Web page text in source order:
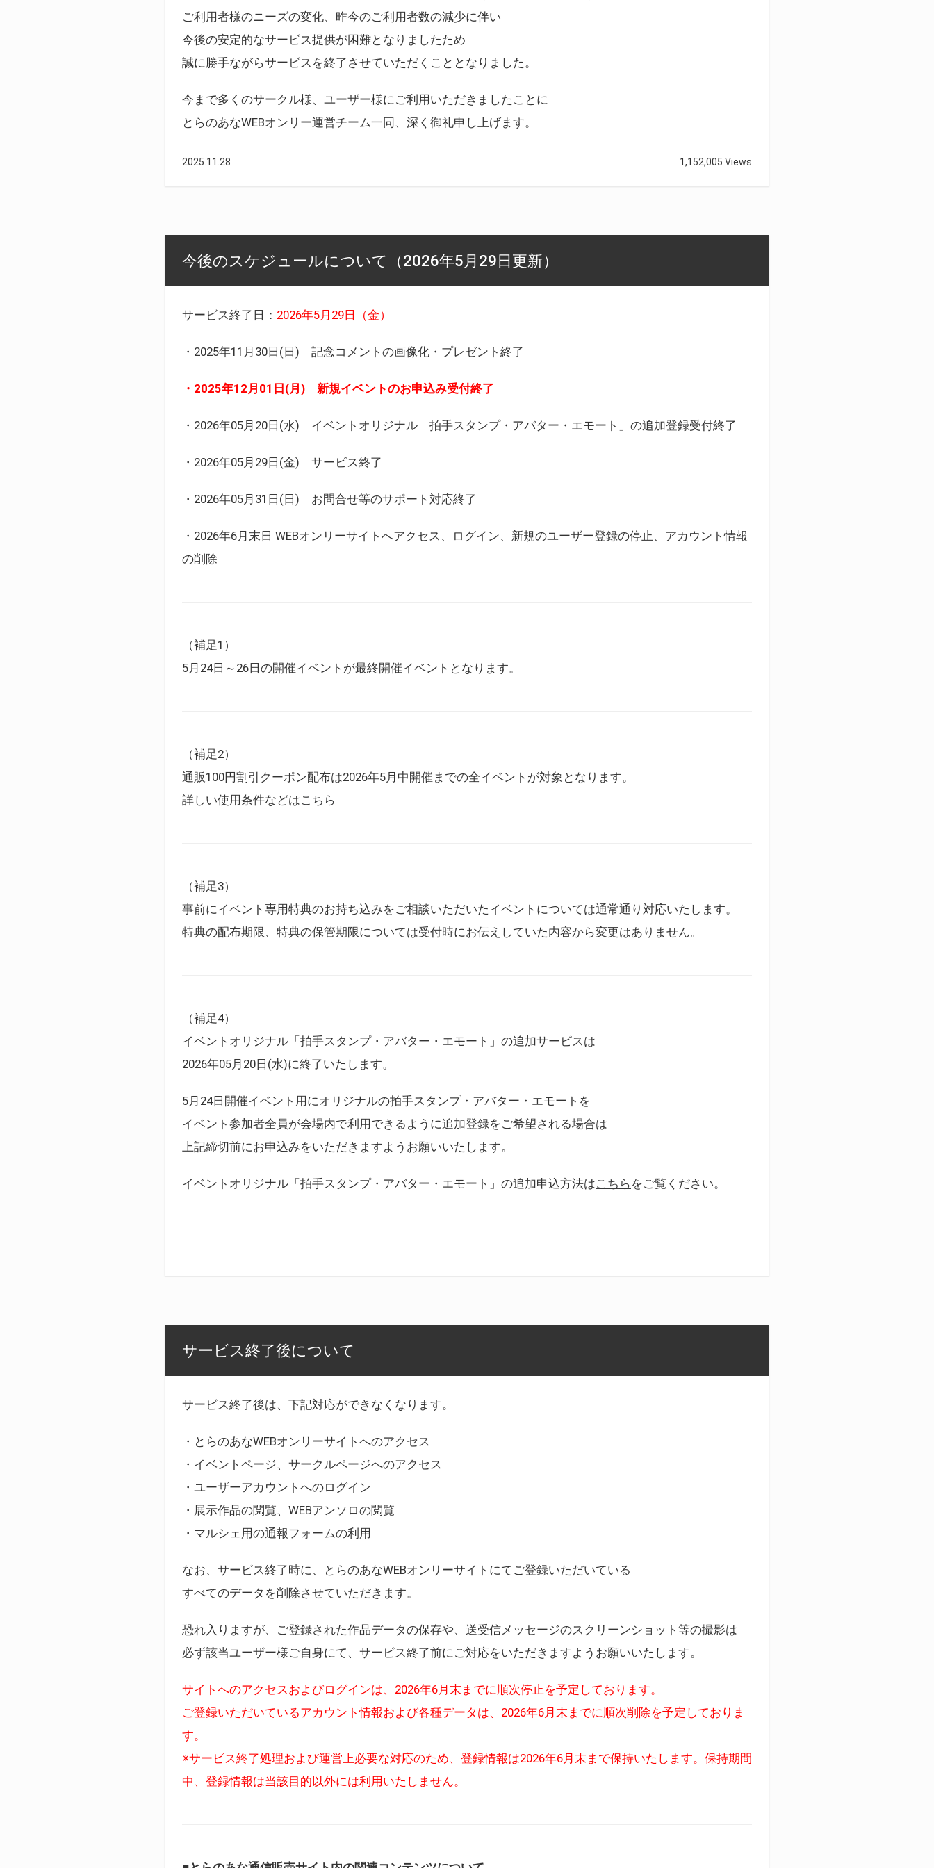
ご利用者様のニーズの変化、昨今のご利用者数の減少に伴い
今後の安定的なサービス提供が困難となりましたため
誠に勝手ながらサービスを終了させていただくこととなりました。
今まで多くのサークル様、ユーザー様にご利用いただきましたことに
とらのあなWEBオンリー運営チーム一同、深く御礼申し上げます。
2025.11.28 1,152,005 Views
今後のスケジュールについて（2026年5月29日更新）
サービス終了日： 2026年5月29日（金）
・2025年11月30日(日) 記念コメントの画像化・プレゼント終了
・2025年12月01日(月) 新規イベントのお申込み受付終了
・2026年05月20日(水) イベントオリジナル「拍手スタンプ・アバター・エモート」の追加登録受付終了
・2026年05月29日(金) サービス終了
・2026年05月31日(日) お問合せ等のサポート対応終了
・2026年6月末日 WEBオンリーサイトへアクセス、ログイン、新規のユーザー登録の停止、アカウント情報
の削除
（補足1）
5月24日～26日の開催イベントが最終開催イベントとなります。
（補足2）
通販100円割引クーポン配布は2026年5月中開催までの全イベントが対象となります。
詳しい使用条件などはこちら
（補足3）
事前にイベント専用特典のお持ち込みをご相談いただいたイベントについては通常通り対応いたします。
特典の配布期限、特典の保管期限については受付時にお伝えしていた内容から変更はありません。
（補足4）
イベントオリジナル「拍手スタンプ・アバター・エモート」の追加サービスは
2026年05月20日(水)に終了いたします。
5月24日開催イベント用にオリジナルの拍手スタンプ・アバター・エモートを
イベント参加者全員が会場内で利用できるように追加登録をご希望される場合は
上記締切前にお申込みをいただきますようお願いいたします。
イベントオリジナル「拍手スタンプ・アバター・エモート」の追加申込方法はこちら をご覧ください。
サービス終了後について
サービス終了後は、下記対応ができなくなります。
・とらのあなWEBオンリーサイトへのアクセス
・イベントページ、サークルページへのアクセス
・ユーザーアカウントへのログイン
・展示作品の閲覧、WEBアンソロの閲覧
・マルシェ用の通報フォームの利用
なお、サービス終了時に、とらのあなWEBオンリーサイトにてご登録いただいている
すべてのデータを削除させていただきます。
恐れ入りますが、ご登録された作品データの保存や、送受信メッセージのスクリーンショット等の撮影は
必ず該当ユーザー様ご自身にて、サービス終了前にご対応をいただきますようお願いいたします。
サイトへのアクセスおよびログインは、2026年6月末までに順次停止を予定しております。
ご登録いただいているアカウント情報および各種データは、2026年6月末までに順次削除を予定しておりま
す。
※サービス終了処理および運営上必要な対応のため、登録情報は2026年6月末まで保持いたします。保持期間
中、登録情報は当該目的以外には利用いたしません。